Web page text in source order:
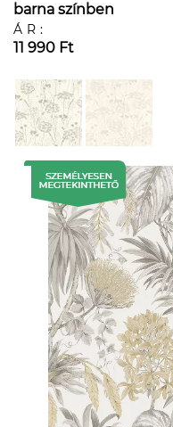
barna színben
ÁR:
11 990 Ft